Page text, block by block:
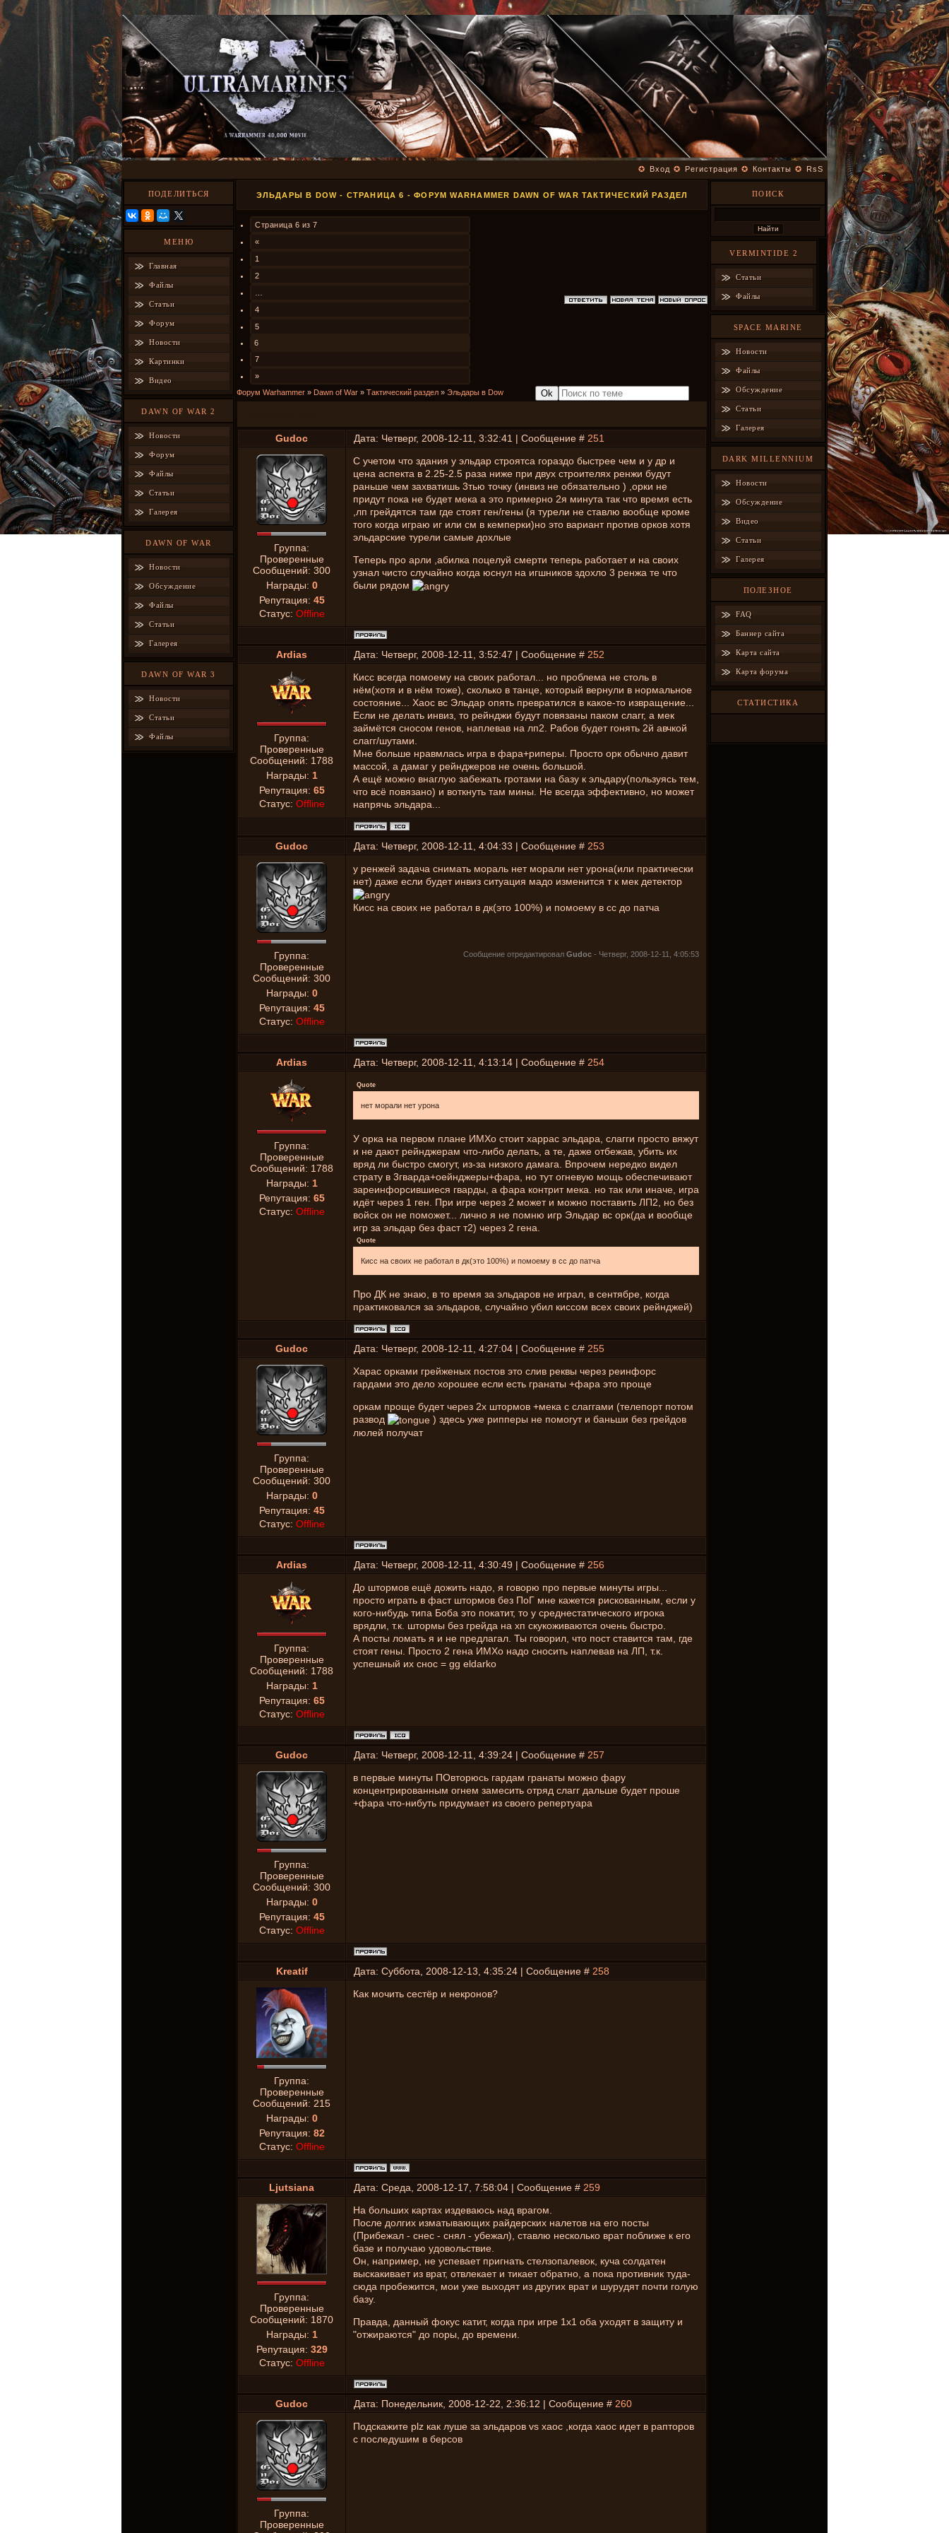
✪ Вход ✪ Регистрация ✪ Контакты ✪ RsS
ПОДЕЛИТЬСЯ
МЕНЮ
Главная
Файлы
Статьи
Форум
Новости
Картинки
Видео
DAWN OF WAR 2
Новости
Форум
Файлы
Статьи
Галерея
DAWN OF WAR
Новости
Обсуждение
Файлы
Статьи
Галерея
DAWN OF WAR 3
Новости
Статьи
Файлы
ЭЛЬДАРЫ В DOW - СТРАНИЦА 6 - ФОРУМ WARHAMMER DAWN OF WAR ТАКТИЧЕСКИЙ РАЗДЕЛ
Страница 6 из 7
«
1
2
4
5
6
7
»
Форум Warhammer » Dawn of War » Тактический раздел » Эльдары в Dow
Gudoc Дата: Четверг, 2008-12-11, 3:32:41 | Сообщение # 251
Группа:
Проверенные
Сообщений: 300
Награды: 0
Репутация: 45
Статус: Offline
С учетом что здания у эльдар строятса гораздо быстрее чем и у др и
цена аспекта в 2.25-2.5 раза ниже при двух строителях ренжи будут
раньше чем захватишь 3тью точку (инвиз не обязательно ) ,орки не
придут пока не будет мека а это примерно 2я минута так что время есть
,лп грейдятся там где стоят ген/гены (я турели не ставлю вообще кроме
того когда играю иг или см в кемперки)но это вариант против орков хотя
эльдарские турели самые дохлые
Теперь про арли ,абилка поцелуй смерти теперь работает и на своих
узнал чисто случайно когда юснул на игшников здохло 3 ренжа те что
были рядом
Ardias Дата: Четверг, 2008-12-11, 3:52:47 | Сообщение # 252
Группа:
Проверенные
Сообщений: 1788
Награды: 1
Репутация: 65
Статус: Offline
Кисс всегда помоему на своих работал... но проблема не столь в
нём(хотя и в нём тоже), сколько в танце, который вернули в нормальное
состояние... Хаос вс Эльдар опять превратился в какое-то извращение...
Если не делать инвиз, то рейнджи будут повязаны паком слагг, а мек
займётся сносом генов, наплевав на лп2. Рабов будет гонять 2й авчкой
слагг/шутами.
Мне больше нравмлась игра в фара+риперы. Просто орк обычно давит
массой, а дамаг у рейнджеров не очень большой.
А ещё можно внаглую забежать гротами на базу к эльдару(пользуясь тем,
что всё повязано) и воткнуть там мины. Не всегда эффективно, но может
напрячь эльдара...
Gudoc Дата: Четверг, 2008-12-11, 4:04:33 | Сообщение # 253
Группа:
Проверенные
Сообщений: 300
Награды: 0
Репутация: 45
Статус: Offline
у ренжей задача снимать мораль нет морали нет урона(или практически
нет) даже если будет инвиз ситуация мадо изменится т к мек детектор
Кисс на своих не работал в дк(это 100%) и помоему в сс до патча
Сообщение отредактировал Gudoc - Четверг, 2008-12-11, 4:05:53
Ardias Дата: Четверг, 2008-12-11, 4:13:14 | Сообщение # 254
Группа:
Проверенные
Сообщений: 1788
Награды: 1
Репутация: 65
Статус: Offline
Quote
нет морали нет урона
У орка на первом плане ИМХо стоит харрас эльдара, слагги просто вяжут
и не дают рейнджерам что-либо делать, а те, даже отбежав, убить их
вряд ли быстро смогут, из-за низкого дамага. Впрочем нередко видел
страту в 3гварда+оейнджеры+фара, но тут огневую мощь обеспечивают
зареинфорсившиеся гварды, а фара контрит мека. но так или иначе, игра
идёт через 1 ген. При игре через 2 может и можно поставить ЛП2, но без
войск он не поможет... лично я не помню игр Эльдар вс орк(да и вообще
игр за эльдар без фаст т2) через 2 гена.
Quote
Кисс на своих не работал в дк(это 100%) и помоему в сс до патча
Про ДК не знаю, в то время за эльдаров не играл, в сентябре, когда
практиковался за эльдаров, случайно убил киссом всех своих рейнджей)
Gudoc Дата: Четверг, 2008-12-11, 4:27:04 | Сообщение # 255
Группа:
Проверенные
Сообщений: 300
Награды: 0
Репутация: 45
Статус: Offline
Харас орками грейженых постов это слив реквы через реинфорс
гардами это дело хорошее если есть гранаты +фара это проще
оркам проще будет через 2х штормов +мека с слаггами (телепорт потом
развод
) здесь уже рипперы не помогут и баньши без грейдов
люлей получат
Ardias Дата: Четверг, 2008-12-11, 4:30:49 | Сообщение # 256
Группа:
Проверенные
Сообщений: 1788
Награды: 1
Репутация: 65
Статус: Offline
До штормов ещё дожить надо, я говорю про первые минуты игры...
просто играть в фаст штормов без ПоГ мне кажется рискованным, если у
кого-нибудь типа Боба это покатит, то у среднестатического игрока
врядли, т.к. штормы без грейда на хп скукоживаются очень быстро.
А посты ломать я и не предлагал. Ты говорил, что пост ставится там, где
стоят гены. Просто 2 гена ИМХо надо сносить наплевав на ЛП, т.к.
успешный их снос = gg eldarko
Gudoc Дата: Четверг, 2008-12-11, 4:39:24 | Сообщение # 257
Группа:
Проверенные
Сообщений: 300
Награды: 0
Репутация: 45
Статус: Offline
в первые минуты ПОвторюсь гардам гранаты можно фару
концентрированным огнем замесить отряд слагг дальше будет проше
+фара что-нибуть придумает из своего репертуара
Kreatif Дата: Суббота, 2008-12-13, 4:35:24 | Сообщение # 258
Группа:
Проверенные
Сообщений: 215
Награды: 0
Репутация: 82
Статус: Offline
Как мочить сестёр и некронов?
Ljutsiana Дата: Среда, 2008-12-17, 7:58:04 | Сообщение # 259
Группа:
Проверенные
Сообщений: 1870
Награды: 1
Репутация: 329
Статус: Offline
На больших картах издеваюсь над врагом.
После долгих изматывающих райдерских налетов на его посты
(Прибежал - снес - снял - убежал), ставлю несколько врат поближе к его
базе и получаю удовольствие.
Он, например, не успевает пригнать стелзопалевок, куча солдатен
выскакивает из врат, отвлекает и тикает обратно, а пока противник туда-
сюда пробежится, мои уже выходят из других врат и шурудят почти голую
базу.
Правда, данный фокус катит, когда при игре 1х1 оба уходят в защиту и
"отжираются" до поры, до времени.
Gudoc Дата: Понедельник, 2008-12-22, 2:36:12 | Сообщение # 260
Группа:
Проверенные
Подскажите plz как луше за эльдаров vs хаос ,когда хаос идет в рапторов
с последушим в берсов
ПОИСК
VERMINTIDE 2
Статьи
Файлы
SPACE MARINE
Новости
Файлы
Обсуждение
Статьи
Галерея
DARK MILLENNIUM
Новости
Обсуждение
Видео
Статьи
Галерея
ПОЛЕЗНОЕ
FAQ
Баннер сайта
Карта сайта
Карта форума
СТАТИСТИКА